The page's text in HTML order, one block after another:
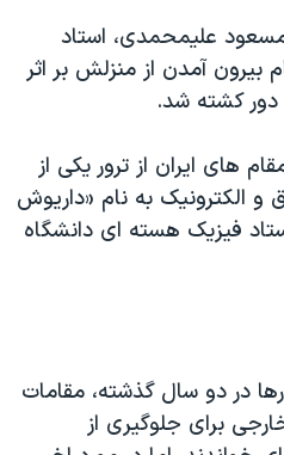
دی ماه سال ۱۳۸۸، مسعود علیمحمدی، استاد
بیرون آمدن از منزلش بر اثر
دور کشته شد.
های ایران از ترور یکی از
الکترونیک به نام «داریوش
فیزیک هسته ‌ای دانشگاه
در دو سال گذشته، مقامات
برای جلوگیری از